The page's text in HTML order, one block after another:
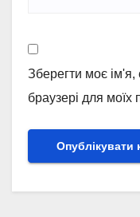
Зберегти моє
браузері для